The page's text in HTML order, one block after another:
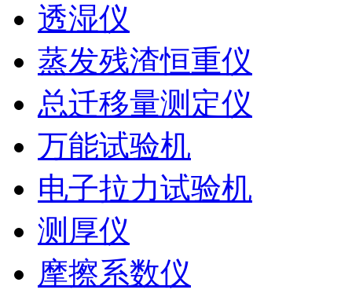
透湿仪
蒸发残渣恒重仪
总迁移量测定仪
万能试验机
电子拉力试验机
测厚仪
摩擦系数仪